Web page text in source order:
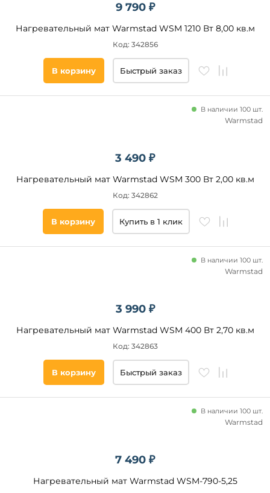
9 790 ₽
Нагревательный мат Warmstad WSM 1210 Вт 8,00 кв.м
Код: 342856
В корзину Быстрый заказ
3 490 ₽
Нагревательный мат Warmstad WSM 300 Вт 2,00 кв.м
В наличии 100 шт.
Код: 342862
Warmstad
В корзину Купить в 1 клик
3 990 ₽
Нагревательный мат Warmstad WSM 400 Вт 2,70 кв.м
В наличии 100 шт.
Код: 342863
Warmstad
В корзину Быстрый заказ
7 490 ₽
Нагревательный мат Warmstad WSM-790-5,25
В наличии 100 шт.
Warmstad